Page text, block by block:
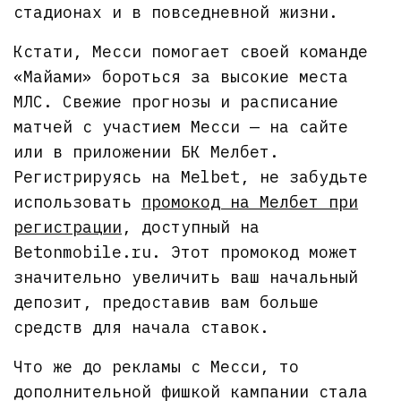
стадионах и в повседневной жизни.
Кстати, Месси помогает своей команде
«Майами» бороться за высокие места
МЛС. Свежие прогнозы и расписание
матчей с участием Месси — на сайте
или в приложении БК Мелбет.
Регистрируясь на Melbet, не забудьте
использовать промокод на Мелбет при
регистрации , доступный на
Betonmobile.ru. Этот промокод может
значительно увеличить ваш начальный
депозит, предоставив вам больше
средств для начала ставок.
Что же до рекламы с Месси, то
дополнительной фишкой кампании стала